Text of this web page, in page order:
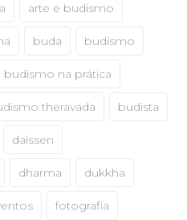
arte e budismo
buda budismo
budismo na prática
theravada budista
daissen
dharma dukkha
fotografia